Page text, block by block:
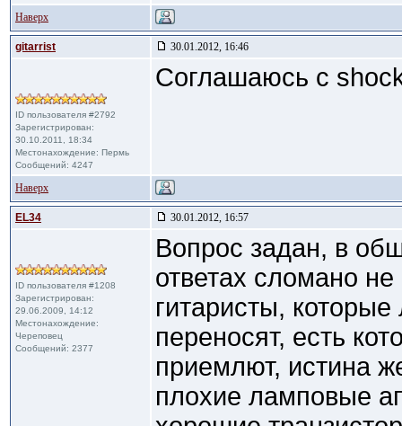
Наверх
gitarrist 30.01.2012, 16:46
ID пользователя #2792
Зарегистрирован:
30.10.2011, 18:34
Местонахождение: Пермь
Сообщений: 4247
Соглашаюсь с
Наверх
EL34 30.01.2012, 16:57
ID пользователя #1208
Зарегистрирован:
29.06.2009, 14:12
Местонахождение:
Череповец
Сообщений: 2377
Вопрос задан, в
ответах сломано
гитаристы,
переносят, есть
приемлют, истина
плохие ламповые